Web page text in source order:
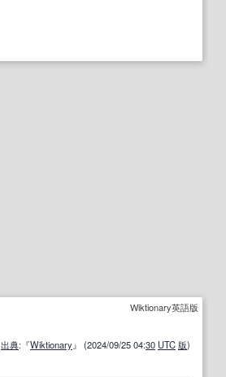
Wiktionary英語版
出典:『Wiktionary』 (2024/09/25 04:30 UTC 版)